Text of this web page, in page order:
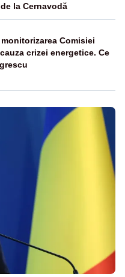
la Cernavodă
Comisiei
crizei energetice. Ce